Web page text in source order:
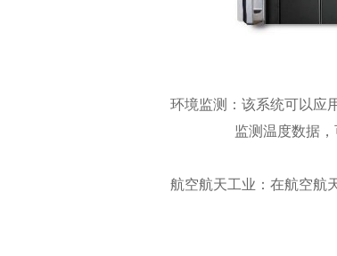
环境监测：该系统可以应用
监测温度数据
航空航天工业：在航空航天